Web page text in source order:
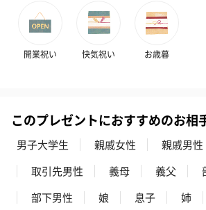
開業祝い 快気祝い お歳暮
このプレゼントにおすすめのお相
男子大学生 親戚女性 親戚男性
取引先男性
義母 義父
部下男性
娘 息子 姉